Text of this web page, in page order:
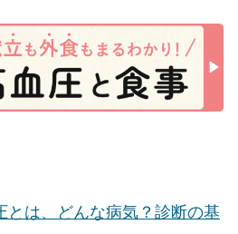
とは、どんな病気？診断の基